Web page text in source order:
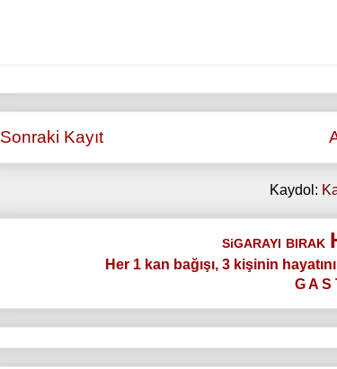
Sonraki Kayıt
Kaydol:
SiGARAYI BIRAK
Her 1 kan bağışı, 3 kişinin
G A S